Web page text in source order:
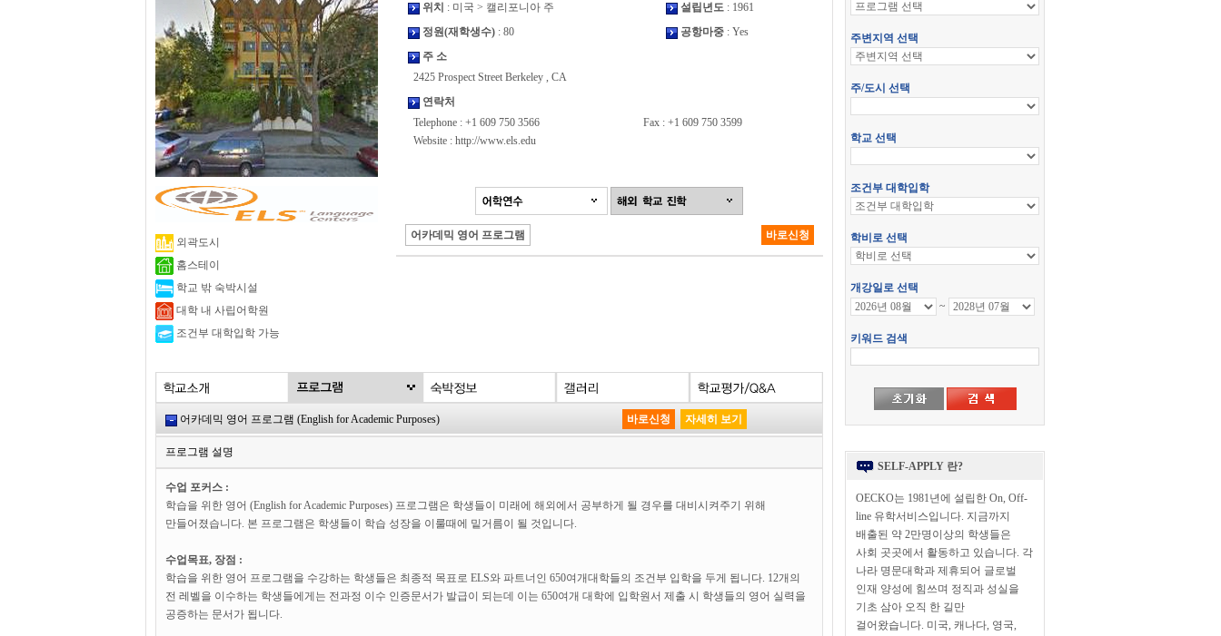
외곽도시
홈스테이
학교 밖 숙박시설
대학 내 사립어학원
조건부 대학입학 가능
위치 : 미국 > 캘리포니아 주 설립년도: 1961
정원(재학생수): 80 공항마중: Yes
주 소
2425 Prospect Street Berkeley , CA
연락처
Telephone : +1 609 750 3566
Fax : +1 609 750 3599
Website : http://www.els.edu
어카데믹 영어 프로그램 바로신청
어카데믹 영어 프로그램 (English for Academic Purposes) 바로신청 자세히 보기
프로그램 설명
수업 포커스 :
학습을 위한 영어 (English for Academic Purposes) 프로그램은 학생들이 미래에 해외에서 공부하게 될 경우를 대비시켜주기 위해
만들어졌습니다. 본 프로그램은 학생들이 학습 성장을 이룰때에 밑거름이 될 것입니다.
수업목표, 장점 :
학습을 위한 영어 프로그램을 수강하는 학생들은 최종적 목표로 ELS와 파트너인 650여개대학들의 조건부 입학을 두게 됩니다. 12개의
전 레벨을 이수하는 학생들에게는 전과정 이수 인증문서가 발급이 되는데 이는 650여개 대학에 입학원서 제출 시 학생들의 영어 실력을
공증하는 문서가 됩니다.
SELF-APPLY 란?
OECKO는 1981년에 설립한 On, Off-
line 유학서비스입니다. 지금까지
배출된 약 2만명이상의 학생들은
사회 곳곳에서 활동하고 있습니다. 각
나라 명문대학과 제휴되어 글로벌
인재 양성에 힘쓰며 정직과 성실을
기초 삼아 오직 한 길만
걸어왔습니다. 미국, 캐나다, 영국,